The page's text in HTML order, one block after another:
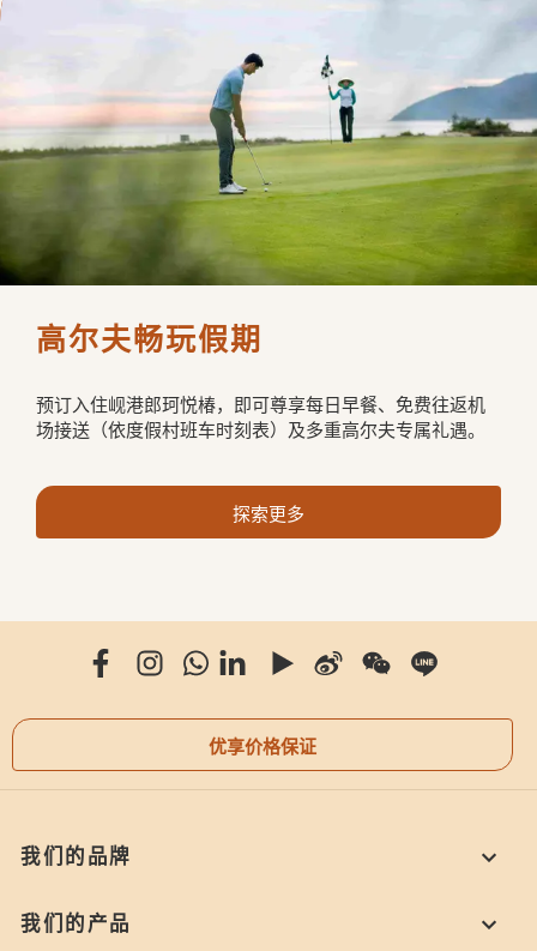
高尔夫畅玩假期
预订入住岘港郎珂悦椿，即可尊享每日早餐、免费往返机
场接送（依度假村班车时刻表）及多重高尔夫专属礼遇。
探索更多
优享价格保证
我们的品牌
我们的产品